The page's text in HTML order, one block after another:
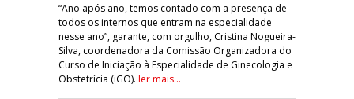
“Ano após ano, temos contado com a presença de
todos os internos que entram na especialidade
nesse ano”, garante, com orgulho, Cristina Nogueira-
Silva, coordenadora da Comissão Organizadora do
Curso de Iniciação à Especialidade de Ginecologia e
Obstetrícia (iGO). ler mais...